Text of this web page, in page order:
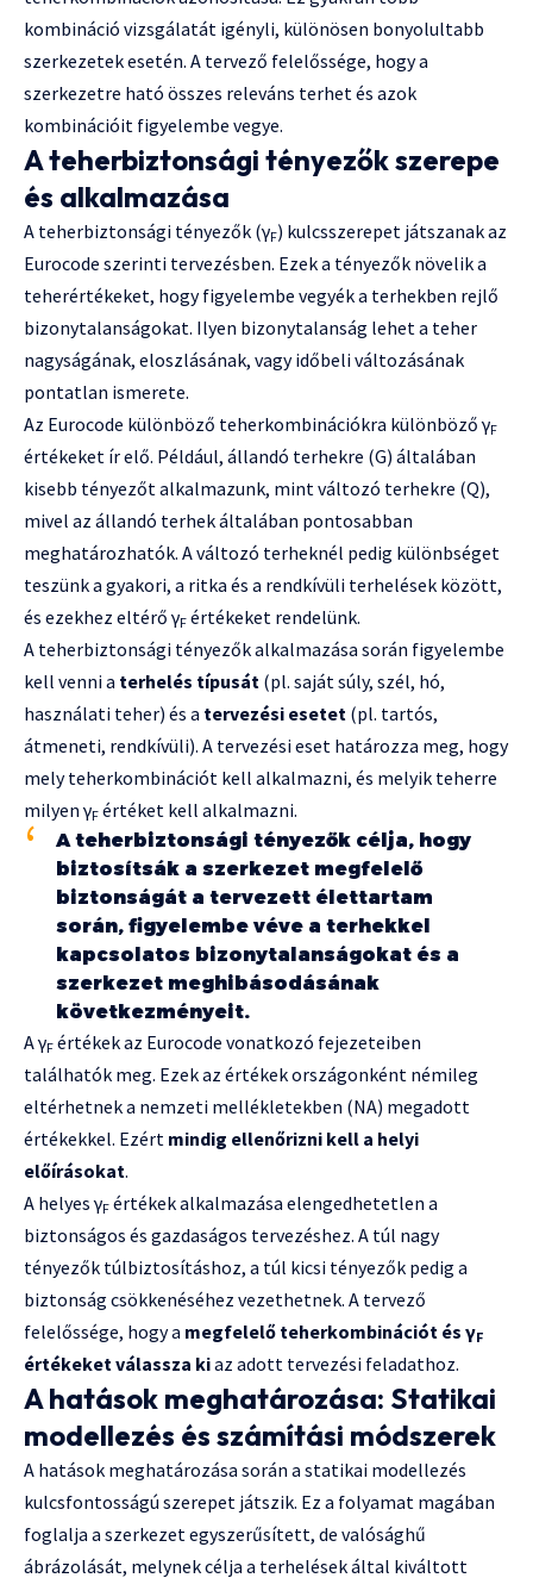
kombináció vizsgálatát igényli, különösen bonyolultabb
szerkezetek esetén. A tervező felelőssége, hogy a
szerkezetre ható összes releváns terhet és azok
kombinációit figyelembe vegye.
A teherbiztonsági tényezők szerepe
és alkalmazása
A teherbiztonsági tényezők (γF) kulcsszerepet játszanak az
Eurocode szerinti tervezésben. Ezek a tényezők növelik a
teherértékeket, hogy figyelembe vegyék a terhekben rejlő
bizonytalanságokat. Ilyen bizonytalanság lehet a teher
nagyságának, eloszlásának, vagy időbeli változásának
pontatlan ismerete.
Az Eurocode különböző teherkombinációkra különböző γF
értékeket ír elő. Például, állandó terhekre (G) általában
kisebb tényezőt alkalmazunk, mint változó terhekre (Q),
mivel az állandó terhek általában pontosabban
meghatározhatók. A változó terheknél pedig különbséget
teszünk a gyakori, a ritka és a rendkívüli terhelések között,
és ezekhez eltérő γF értékeket rendelünk.
A teherbiztonsági tényezők alkalmazása során figyelembe
kell venni a terhelés típusát (pl. saját súly, szél, hó,
használati teher) és a tervezési esetet (pl. tartós,
átmeneti, rendkívüli). A tervezési eset határozza meg, hogy
mely teherkombinációt kell alkalmazni, és melyik teherre
milyen γF értéket kell alkalmazni.
A teherbiztonsági tényezők célja, hogy
biztosítsák a szerkezet megfelelő
biztonságát a tervezett élettartam
során, figyelembe véve a terhekkel
kapcsolatos bizonytalanságokat és a
szerkezet meghibásodásának
következményeit.
A γF értékek az Eurocode vonatkozó fejezeteiben
találhatók meg. Ezek az értékek országonként némileg
eltérhetnek a nemzeti mellékletekben (NA) megadott
értékekkel. Ezért mindig ellenőrizni kell a helyi
előírásokat.
A helyes γF értékek alkalmazása elengedhetetlen a
biztonságos és gazdaságos tervezéshez. A túl nagy
tényezők túlbiztosításhoz, a túl kicsi tényezők pedig a
biztonság csökkenéséhez vezethetnek. A tervező
felelőssége, hogy a megfelelő teherkombinációt és γF
értékeket válassza kiaz adott tervezési feladathoz.
A hatások meghatározása: Statikai
modellezés és számítási módszerek
A hatások meghatározása során a statikai modellezés
kulcsfontosságú szerepet játszik. Ez a folyamat magában
foglalja a szerkezet egyszerűsített, de valósághű
ábrázolását, melynek célja a terhelések által kiváltott